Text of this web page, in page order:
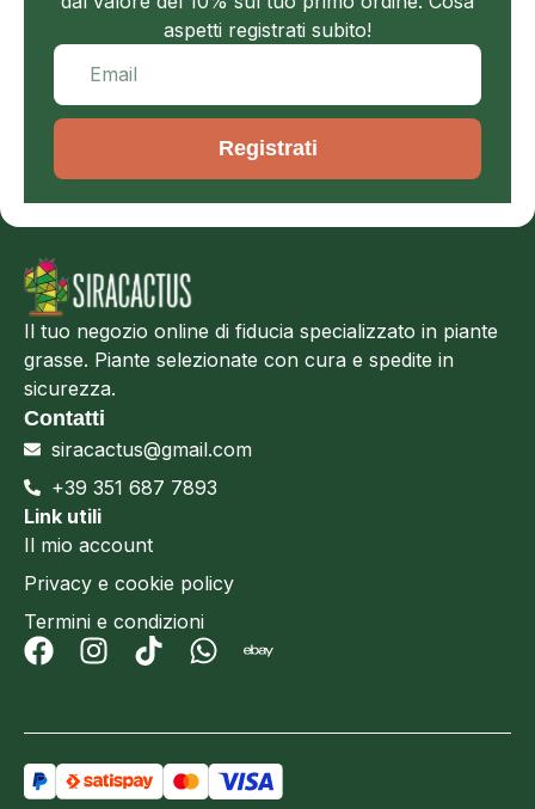
aspetti registrati subito!
Registrati
Il tuo negozio online di fiducia specializzato in piante
grasse. Piante selezionate con cura e spedite in
sicurezza.
Contatti
siracactus@gmail.com
+39 351 687 7893
Link utili
Il mio account
Privacy e cookie policy
Termini e condizioni